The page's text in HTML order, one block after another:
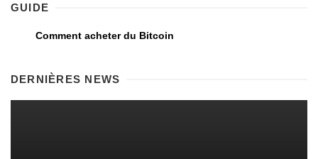
GUIDE
Comment acheter du Bitcoin
DERNIÈRES NEWS